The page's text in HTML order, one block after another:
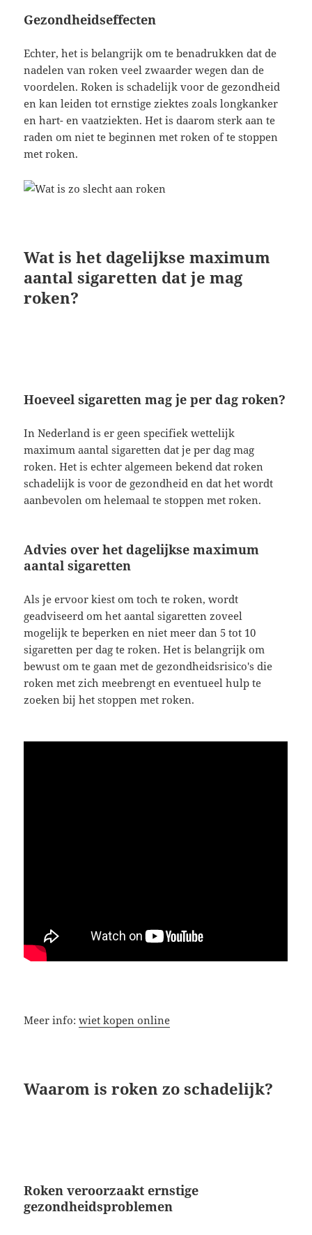
Gezondheidseffecten
Echter, het is belangrijk om te benadrukken dat de
nadelen van roken veel zwaarder wegen dan de
voordelen. Roken is schadelijk voor de gezondheid
en kan leiden tot ernstige ziektes zoals longkanker
en hart- en vaatziekten. Het is daarom sterk aan te
raden om niet te beginnen met roken of te stoppen
met roken.
Wat is het dagelijkse maximum
aantal sigaretten dat je mag
roken?
Hoeveel sigaretten mag je per dag roken?
In Nederland is er geen specifiek wettelijk
maximum aantal sigaretten dat je per dag mag
roken. Het is echter algemeen bekend dat roken
schadelijk is voor de gezondheid en dat het wordt
aanbevolen om helemaal te stoppen met roken.
Advies over het dagelijkse maximum
aantal sigaretten
Als je ervoor kiest om toch te roken, wordt
geadviseerd om het aantal sigaretten zoveel
mogelijk te beperken en niet meer dan 5 tot 10
sigaretten per dag te roken. Het is belangrijk om
bewust om te gaan met de gezondheidsrisico's die
roken met zich meebrengt en eventueel hulp te
zoeken bij het stoppen met roken.
Meer info:wiet kopen online
Waarom is roken zo schadelijk?
Roken veroorzaakt ernstige
gezondheidsproblemen